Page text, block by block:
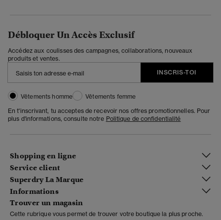
Débloquer Un Accès Exclusif
Accédez aux coulisses des campagnes, collaborations, nouveaux
produits et ventes.
INSCRIS-TOI
Vêtements homme
Vêtements femme
En t'inscrivant, tu acceptes de recevoir nos offres promotionnelles. Pour
plus d'informations, consulte notre Politique de confidentialité
Shopping en ligne
Service client
Superdry La Marque
Informations
Trouver un magasin
Cette rubrique vous permet de trouver votre boutique la plus proche.